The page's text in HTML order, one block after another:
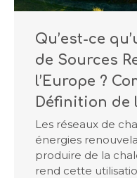
Qu’est-ce
de Sources
l’Europe ?
Définition de
Les réseaux de
énergies
produire de la
rend cette